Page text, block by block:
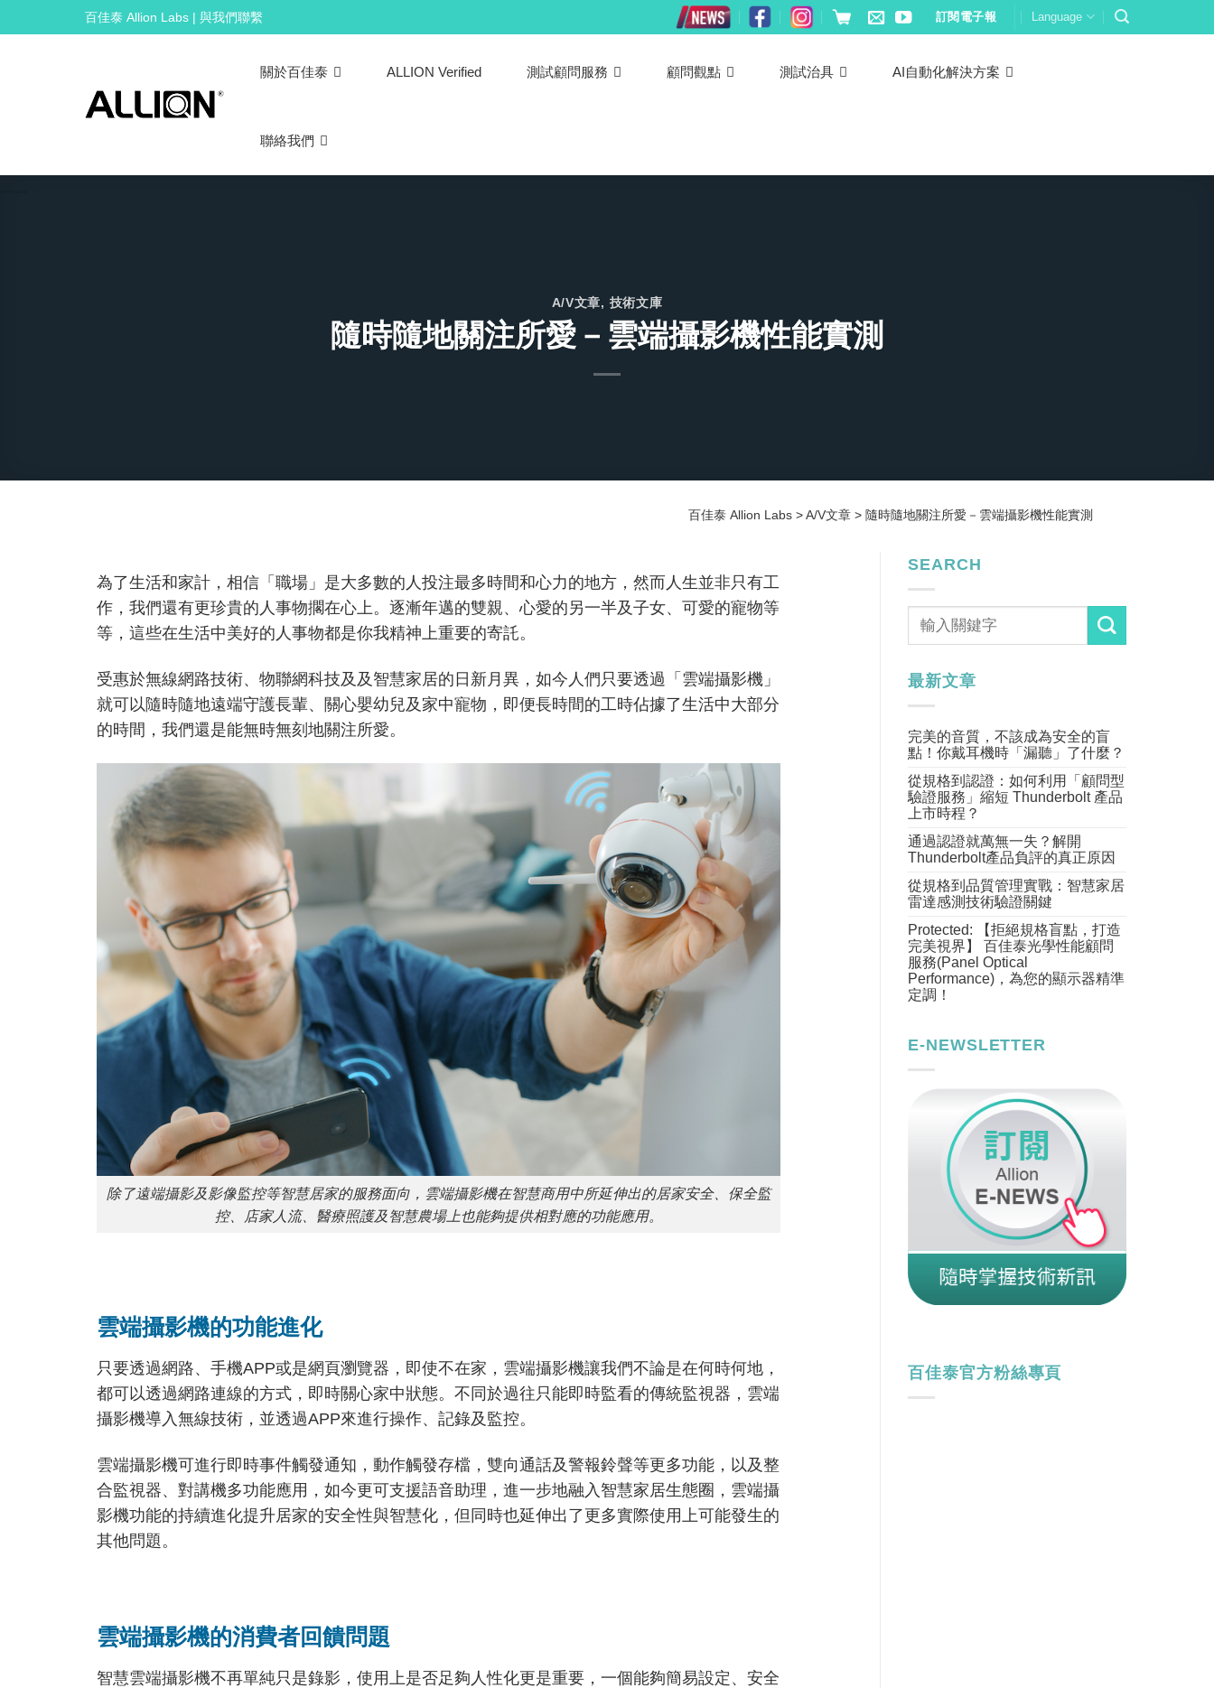
to
百佳泰 Allion Labs | 與我們聯繫 訂閱電子報 Language
關於百佳泰 ALLION Verified 測試顧問服務 顧問觀點 測試治具 AI自動化解決方案
聯絡我們
A/V文章, 技術文庫
隨時隨地關注所愛－雲端攝影機性能實測
百佳泰 Allion Labs>A/V文章> 隨時隨地關注所愛－雲端攝影機性能實測
為了生活和家計，相信「職場」是大多數的人投注最多時間和心力的地方，然而人生並非只有工
作，我們還有更珍貴的人事物擱在心上。逐漸年邁的雙親、心愛的另一半及子女、可愛的寵物等
等，這些在生活中美好的人事物都是你我精神上重要的寄託。
受惠於無線網路技術、物聯網科技及及智慧家居的日新月異，如今人們只要透過「雲端攝影機」
就可以隨時隨地遠端守護長輩、關心嬰幼兒及家中寵物，即便長時間的工時佔據了生活中大部分
的時間，我們還是能無時無刻地關注所愛。
除了遠端攝影及影像監控等智慧居家的服務面向，雲端攝影機在智慧商用中所延伸出的居家安全、保全監
控、店家人流、醫療照護及智慧農場上也能夠提供相對應的功能應用。
雲端攝影機的功能進化
只要透過網路、手機APP或是網頁瀏覽器，即使不在家，雲端攝影機讓我們不論是在何時何地，
都可以透過網路連線的方式，即時關心家中狀態。不同於過往只能即時監看的傳統監視器，雲端
攝影機導入無線技術，並透過APP來進行操作、記錄及監控。
雲端攝影機可進行即時事件觸發通知，動作觸發存檔，雙向通話及警報鈴聲等更多功能，以及整
合監視器、對講機多功能應用，如今更可支援語音助理，進一步地融入智慧家居生態圈，雲端攝
影機功能的持續進化提升居家的安全性與智慧化，但同時也延伸出了更多實際使用上可能發生的
其他問題。
雲端攝影機的消費者回饋問題
智慧雲端攝影機不再單純只是錄影，使用上是否足夠人性化更是重要，一個能夠簡易設定、安全
SEARCH
最新文章
完美的音質，不該成為安全的盲
點！你戴耳機時「漏聽」了什麼？
從規格到認證：如何利用「顧問型
驗證服務」縮短 Thunderbolt 產品
上市時程？
通過認證就萬無一失？解開
Thunderbolt產品負評的真正原因
從規格到品質管理實戰：智慧家居
雷達感測技術驗證關鍵
Protected: 【拒絕規格盲點，打造
完美視界】 百佳泰光學性能顧問
服務(Panel Optical
Performance)，為您的顯示器精準
定調！
E-NEWSLETTER
百佳泰官方粉絲專頁